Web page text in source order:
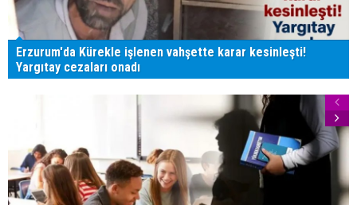
Erzurum'da Kürekle işlenen vahşette karar kesinleşti!
Yargıtay cezaları onadı